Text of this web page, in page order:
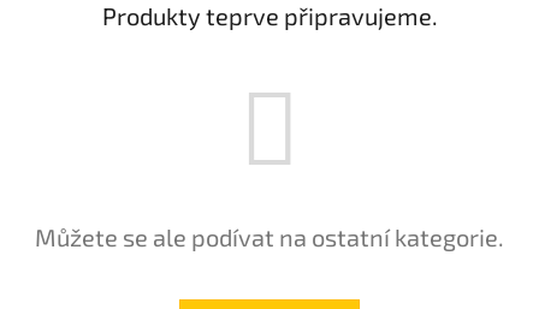
Produkty teprve připravujeme.
Můžete se ale podívat na ostatní kategorie.